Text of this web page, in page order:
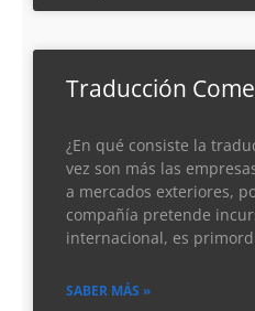
Traducción
¿En qué consiste la
vez son más las
a mercados exteriores,
compañía pretende
internacional, es
SABER MÁS »